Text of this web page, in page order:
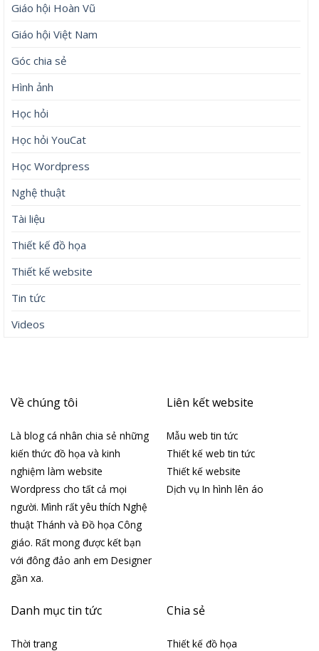
Giáo hội Hoàn Vũ
Giáo hội Việt Nam
Góc chia sẻ
Hình ảnh
Học hỏi
Học hỏi YouCat
Học Wordpress
Nghệ thuật
Tài liệu
Thiết kế đồ họa
Thiết kế website
Tin tức
Videos
Về chúng tôi
Là blog cá nhân chia sẻ những
kiến thức đồ họa và kinh
nghiệm làm website
Wordpress cho tất cả mọi
người. Mình rất yêu thích Nghệ
thuật Thánh và Đồ họa Công
giáo. Rất mong được kết bạn
với đông đảo anh em Designer
gần xa.
Liên kết website
Mẫu web tin tức
Thiết kế web tin tức
Thiết kế website
Dịch vụ In hình lên áo
Danh mục tin tức
Thời trang
Chia sẻ
Thiết kế đồ họa